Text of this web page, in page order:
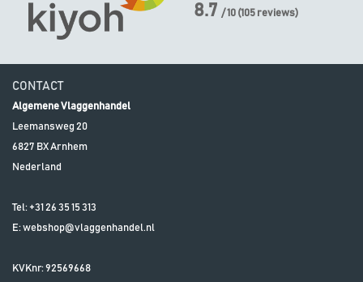
8.7 / 10 (105 reviews)
CONTACT
Algemene Vlaggenhandel
Leemansweg 20
6827 BXArnhem
Nederland
Tel: +31 26 35 15 313
E:webshop@vlaggenhandel.nl
KVKnr: 92569668